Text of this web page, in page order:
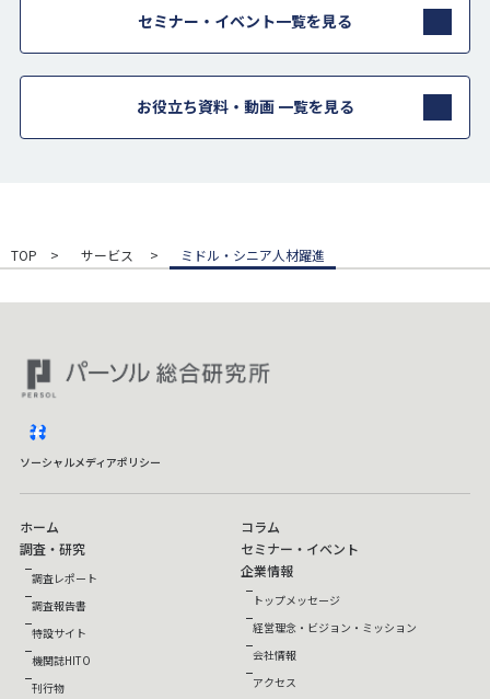
セミナー・イベント一覧を見る
お役立ち資料・動画 一覧を見る
TOP サービス ミドル・シニア人材躍進
ソーシャルメディアポリシー
ホーム
調査・研究
調査レポート
調査報告書
特設サイト
機関誌HITO
刊行物
コラム
セミナー・イベント
企業情報
トップメッセージ
経営理念・ビジョン・ミッション
会社情報
アクセス